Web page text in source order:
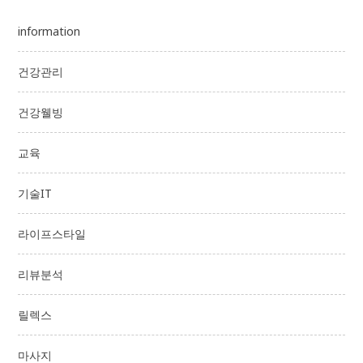
information
건강관리
건강웰빙
교육
기술IT
라이프스타일
리뷰분석
릴렉스
마사지